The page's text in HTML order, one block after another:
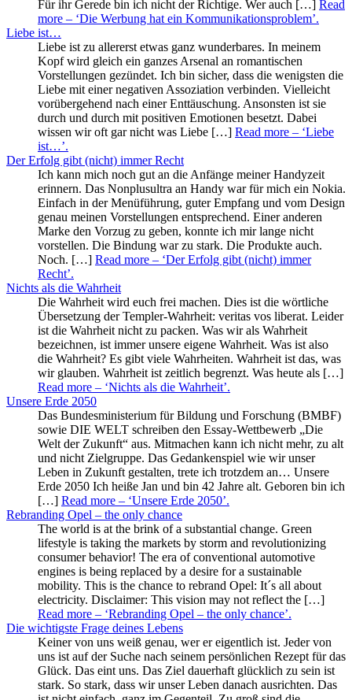
Für ihr Gerede bin ich nicht der Richtige. Wer auch […] Read
more – ‘Die Werbung hat ein Kommunikationsproblem’.
Liebe ist…
Liebe ist zu allererst etwas ganz wunderbares. In meinem
Kopf wird gleich ein ganzes Arsenal an romantischen
Vorstellungen gezündet. Ich bin sicher, dass die wenigsten die
Liebe mit einer negativen Assoziation verbinden. Vielleicht
vorübergehend nach einer Enttäuschung. Ansonsten ist sie
durch und durch mit positiven Emotionen besetzt. Dabei
wissen wir oft gar nicht was Liebe […] Read more – ‘Liebe
ist…’.
Der Erfolg gibt (nicht) immer Recht
Ich kann mich noch gut an die Anfänge meiner Handyzeit
erinnern. Das Nonplusultra an Handy war für mich ein Nokia.
Einfach in der Menüführung, guter Empfang und vom Design
genau meinen Vorstellungen entsprechend. Einer anderen
Marke den Vorzug zu geben, konnte ich mir lange nicht
vorstellen. Die Bindung war zu stark. Die Produkte auch.
Noch. […] Read more – ‘Der Erfolg gibt (nicht) immer
Recht’.
Nichts als die Wahrheit
Die Wahrheit wird euch frei machen. Dies ist die wörtliche
Übersetzung der Templer-Wahrheit: veritas vos liberat. Leider
ist die Wahrheit nicht zu packen. Was wir als Wahrheit
bezeichnen, ist immer unsere eigene Wahrheit. Was ist also
die Wahrheit? Es gibt viele Wahrheiten. Wahrheit ist das, was
wir glauben. Wahrheit ist zeitlich begrenzt. Was heute als […]
Read more – ‘Nichts als die Wahrheit’.
Unsere Erde 2050
Das Bundesministerium für Bildung und Forschung (BMBF)
sowie DIE WELT schreiben den Essay-Wettbewerb „Die
Welt der Zukunft“ aus. Mitmachen kann ich nicht mehr, zu alt
und nicht Zielgruppe. Das Gedankenspiel wie wir unser
Leben in Zukunft gestalten, trete ich trotzdem an… Unsere
Erde 2050 Ich heiße Jan und bin 42 Jahre alt. Geboren bin ich
[…] Read more – ‘Unsere Erde 2050’.
Rebranding Opel – the only chance
The world is at the brink of a substantial change. Green
lifestyle is taking the markets by storm and revolutionizing
consumer behavior! The era of conventional automotive
engines is being replaced by a desire for a sustainable
mobility. This is the chance to rebrand Opel: It´s all about
electricity. Disclaimer: This vision may not reflect the […]
Read more – ‘Rebranding Opel – the only chance’.
Die wichtigste Frage deines Lebens
Keiner von uns weiß genau, wer er eigentlich ist. Jeder von
uns ist auf der Suche nach seinem persönlichen Rezept für das
Glück. Das eint uns. Das Ziel dauerhaft glücklich zu sein ist
stark. So stark, dass wir unser Leben danach ausrichten. Das